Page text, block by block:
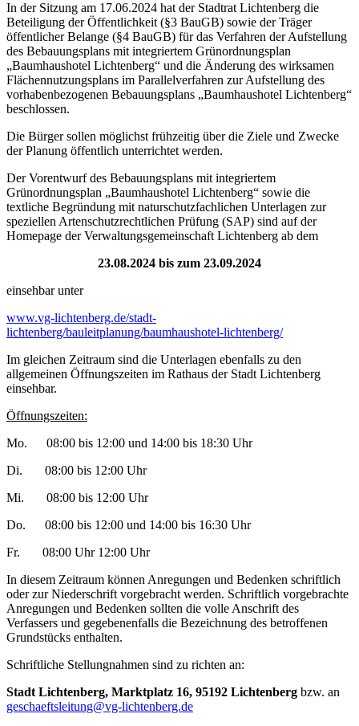
In der Sitzung am 17.06.2024 hat der Stadtrat Lichtenberg die
Beteiligung der Öffentlichkeit (§3 BauGB) sowie der Träger
öffentlicher Belange (§4 BauGB) für das Verfahren der Aufstellung
des Bebauungsplans mit integriertem Grünordnungsplan
„Baumhaushotel Lichtenberg“ und die Änderung des wirksamen
Flächennutzungsplans im Parallelverfahren zur Aufstellung des
vorhabenbezogenen Bebauungsplans „Baumhaushotel Lichtenberg“
beschlossen.
Die Bürger sollen möglichst frühzeitig über die Ziele und Zwecke
der Planung öffentlich unterrichtet werden.
Der Vorentwurf des Bebauungsplans mit integriertem
Grünordnungsplan „Baumhaushotel Lichtenberg“ sowie die
textliche Begründung mit naturschutzfachlichen Unterlagen zur
speziellen Artenschutzrechtlichen Prüfung (SAP) sind auf der
Homepage der Verwaltungsgemeinschaft Lichtenberg ab dem
23.08.2024 bis zum 23.09.2024
einsehbar unter
www.vg-lichtenberg.de/stadt-
lichtenberg/bauleitplanung/baumhaushotel-lichtenberg/
Im gleichen Zeitraum sind die Unterlagen ebenfalls zu den
allgemeinen Öffnungszeiten im Rathaus der Stadt Lichtenberg
einsehbar.
Öffnungszeiten:
Mo. 08:00 bis 12:00 und 14:00 bis 18:30 Uhr
Di. 08:00 bis 12:00 Uhr
Mi. 08:00 bis 12:00 Uhr
Do. 08:00 bis 12:00 und 14:00 bis 16:30 Uhr
Fr. 08:00 Uhr 12:00 Uhr
In diesem Zeitraum können Anregungen und Bedenken schriftlich
oder zur Niederschrift vorgebracht werden. Schriftlich vorgebrachte
Anregungen und Bedenken sollten die volle Anschrift des
Verfassers und gegebenenfalls die Bezeichnung des betroffenen
Grundstücks enthalten.
Schriftliche Stellungnahmen sind zu richten an:
Stadt Lichtenberg, Marktplatz 16, 95192 Lichtenberg bzw. an
geschaeftsleitung@vg-lichtenberg.de